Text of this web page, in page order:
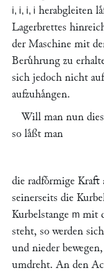
i, i, i, i herabgleiten
Lagerbrettes
der Maschine mit
Beruͤhrung zu
sich jedoch nicht
aufzuhaͤngen.
Will man nun
so laͤßt man
die radfoͤrmige Kraft
seinerseits die
Kurbelstange m mit
steht, so werden
und nieder
umdreht. An den